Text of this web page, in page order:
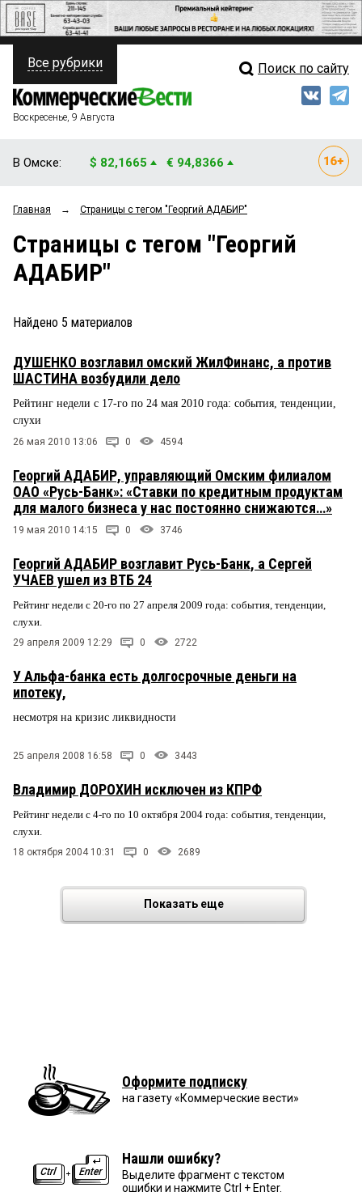
ПОЛИТИКА
ФИНАНСЫ
ОБЩЕСТВО
ЗАКОН
НОВОСТИ КОМПАНИЙ
ПРОИСШЕСТВИЯ
СТИЛЬ ЖИЗНИ
Свежий выпуск
Мнения
Рейтинги
Все рубрики Поиск по сайту
Воскресенье, 9 Августа
В Омске: $ 82,1665 € 94,8366
Главная → Страницы c тегом "Георгий АДАБИР"
Страницы c тегом "Георгий
АДАБИР"
Найдено 5 материалов
ДУШЕНКО возглавил омский ЖилФинанс, а против
ШАСТИНА возбудили дело
Рейтинг недели с 17-го по 24 мая 2010 года: события, тенденции,
слухи
26 мая 2010 13:06 0 4594
Георгий АДАБИР, управляющий Омским филиалом
ОАО «Русь-Банк»: «Ставки по кредитным продуктам
для малого бизнеса у нас постоянно снижаются…»
19 мая 2010 14:15 0 3746
Георгий АДАБИР возглавит Русь-Банк, а Сергей
УЧАЕВ ушел из ВТБ 24
Рейтинг недели с 20-го по 27 апреля 2009 года: события, тенденции,
слухи.
29 апреля 2009 12:29 0 2722
У Альфа-банка есть долгосрочные деньги на
ипотеку,
несмотря на кризис ликвидности
25 апреля 2008 16:58 0 3443
Владимир ДОРОХИН исключен из КПРФ
Рейтинг недели с 4-го по 10 октября 2004 года: события, тенденции,
слухи.
18 октября 2004 10:31 0 2689
Показать еще
Оформите подписку
на газету «Коммерческие вести»
Нашли ошибку?
Выделите фрагмент с текстом
ошибки и нажмите Ctrl + Enter.